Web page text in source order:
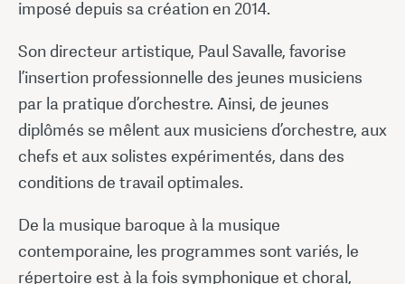
imposé depuis sa création en 2014.
Son directeur artistique, Paul Savalle, favorise
l’insertion professionnelle des jeunes musiciens
par la pratique d’orchestre. Ainsi, de jeunes
diplômés se mêlent aux musiciens d’orchestre, aux
chefs et aux solistes expérimentés, dans des
conditions de travail optimales.
De la musique baroque à la musique
contemporaine, les programmes sont variés, le
répertoire est à la fois symphonique et choral,